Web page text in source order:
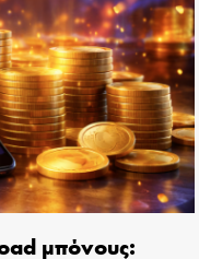
μπόνους: